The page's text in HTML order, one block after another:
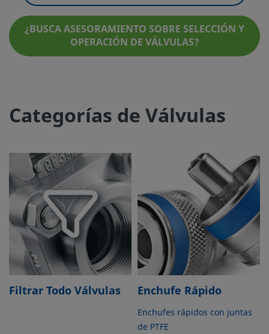
¿BUSCA ASESORAMIENTO SOBRE SELECCIÓN Y
OPERACIÓN DE VÁLVULAS?
Categorías de Válvulas
Filtrar Todo Válvulas Enchufe Rápido
Enchufes rápidos con juntas
de PTFE